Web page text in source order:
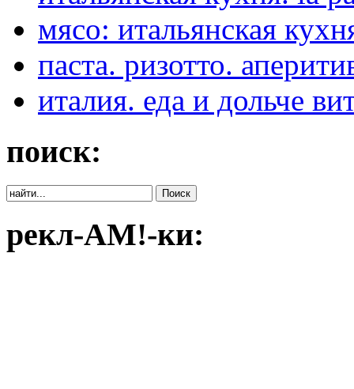
мясо: итальянская
паста. ризотто.
италия. еда и дольче
поиск:
рекл-АМ!-ки: